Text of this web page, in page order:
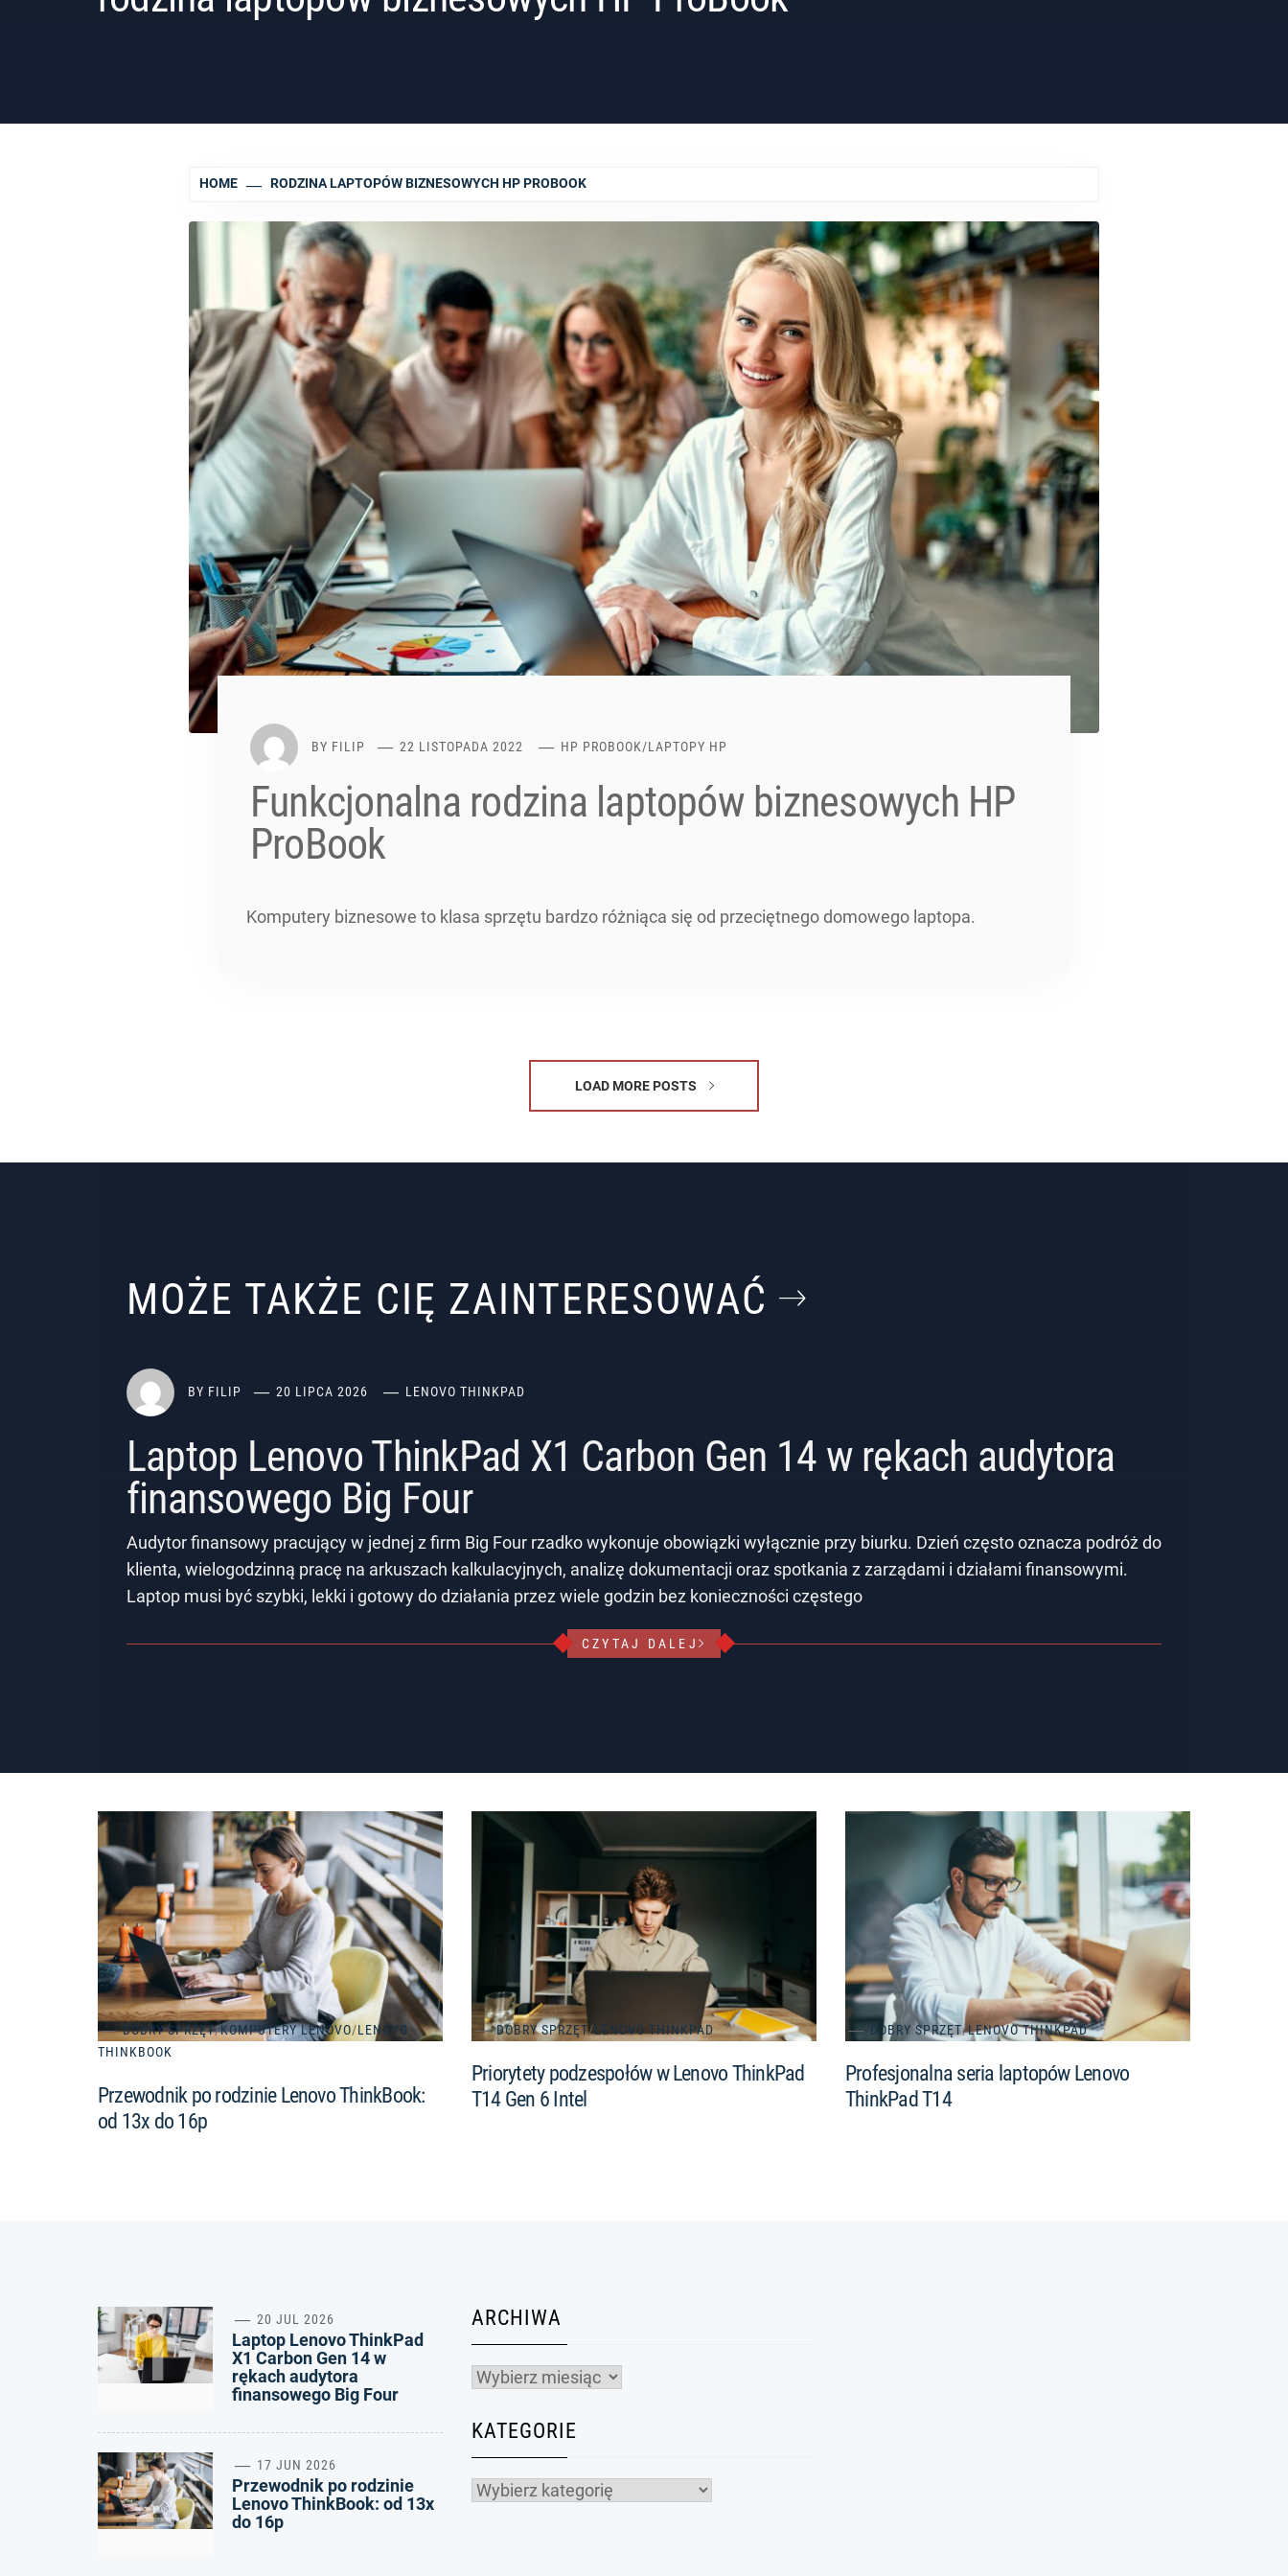
HOME RODZINA LAPTOPÓW BIZNESOWYCH HP PROBOOK
BY FILIP 22 LISTOPADA 2022 HP PROBOOK/LAPTOPY HP
Funkcjonalna rodzina laptopów biznesowych HP
ProBook
Komputery biznesowe to klasa sprzętu bardzo różniąca się od przeciętnego domowego laptopa.
LOAD MORE POSTS
MOŻE TAKŻE CIĘ ZAINTERESOWAĆ
BY FILIP 20 LIPCA 2026 LENOVO THINKPAD
Laptop Lenovo ThinkPad X1 Carbon Gen 14 w rękach audytora
finansowego Big Four
Audytor finansowy pracujący w jednej z firm Big Four rzadko wykonuje obowiązki wyłącznie przy biurku. Dzień często oznacza podróż do
klienta, wielogodzinną pracę na arkuszach kalkulacyjnych, analizę dokumentacji oraz spotkania z zarządami i działami finansowymi.
Laptop musi być szybki, lekki i gotowy do działania przez wiele godzin bez konieczności częstego
CZYTAJ DALEJ
DOBRY SPRZĘT/KOMPUTERY LENOVO/LENOVO
THINKBOOK
Przewodnik po rodzinie Lenovo ThinkBook:
od 13x do 16p
DOBRY SPRZĘT/LENOVO THINKPAD
Priorytety podzespołów w Lenovo ThinkPad
T14 Gen 6 Intel
DOBRY SPRZĘT/LENOVO THINKPAD
Profesjonalna seria laptopów Lenovo
ThinkPad T14
1 20 JUL 2026
Laptop Lenovo ThinkPad
X1 Carbon Gen 14 w
rękach audytora
finansowego Big Four
2 17 JUN 2026
Przewodnik po rodzinie
Lenovo ThinkBook: od 13x
do 16p
ARCHIWA
Archiwa
KATEGORIE
Kategorie